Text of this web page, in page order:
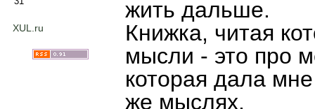
XUL.ru
жить дальше.
Книжка, читая
мысли - это про
которая дала
же мыслях.